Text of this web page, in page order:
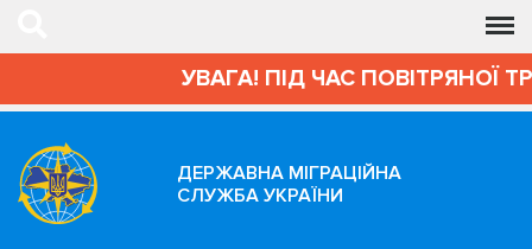
УВАГА! ПІД ЧАС ПОВІТРЯНОЇ
ДЕРЖАВНА МІГРАЦІЙНА
СЛУЖБА УКРАЇНИ